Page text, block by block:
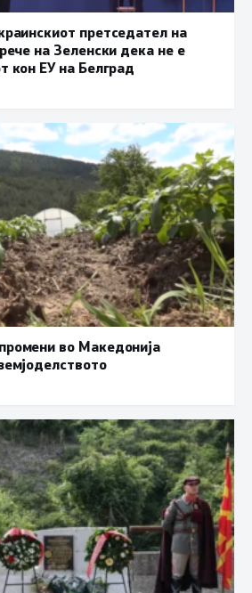
претседател на
на Зеленски дека не е
кон ЕУ на Белград
во Македонија